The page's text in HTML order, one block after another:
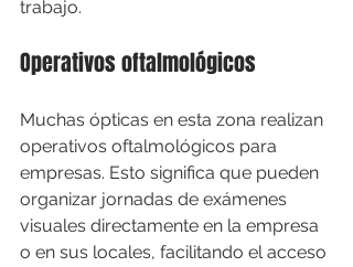
trabajo.
Operativos oftalmológicos
Muchas ópticas en esta zona realizan
operativos oftalmológicos para
empresas. Esto significa que pueden
organizar jornadas de exámenes
visuales directamente en la empresa
o en sus locales, facilitando el acceso